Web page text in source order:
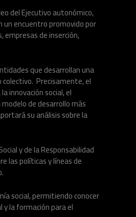
del Ejecutivo autonómico,
un encuentro promovido por
empresas de inserción,
que desarrollan una
Precisamente, el
innovación social, el
de desarrollo más
su análisis sobre la
y de la Responsabilidad
las políticas y líneas de
social, permitiendo conocer
y la formación para el